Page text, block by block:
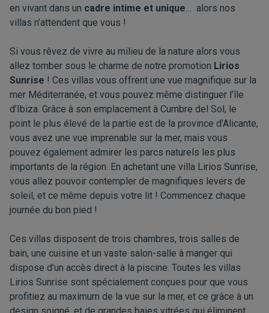
en vivant dans un cadre intime et unique… alors nos
villas n’attendent que vous !
Si vous rêvez de vivre au milieu de la nature alors vous
allez tomber sous le charme de notre promotion Lirios
Sunrise ! Ces villas vous offrent une vue magnifique sur la
mer Méditerranée, et vous pouvez même distinguer l’île
d’Ibiza. Grâce à son emplacement à Cumbre del Sol, le
point le plus élevé de la partie est de la province d’Alicante,
vous avez une vue imprenable sur la mer, mais vous
pouvez également admirer les parcs naturels les plus
importants de la région. En achetant une villa Lirios Sunrise,
vous allez pouvoir contempler de magnifiques levers de
soleil, et ce même depuis votre lit ! Commencez chaque
journée du bon pied !
Ces villas disposent de trois chambres, trois salles de
bain, une cuisine et un vaste salon-salle à manger qui
dispose d’un accès direct à la piscine. Toutes les villas
Lirios Sunrise sont spécialement conçues pour que vous
profitiez au maximum de la vue sur la mer, et ce grâce à un